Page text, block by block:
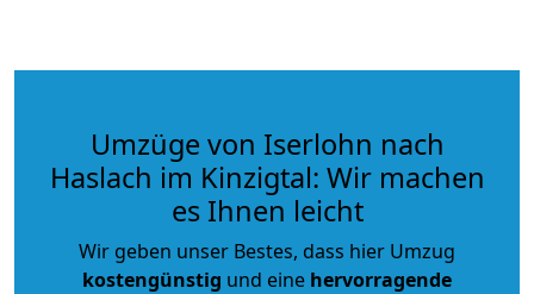
Umzüge von Iserlohn nach
Haslach im Kinzigtal: Wir machen
es Ihnen leicht
Wir geben unser Bestes, dass hier Umzug
kostengünstig und eine hervorragende